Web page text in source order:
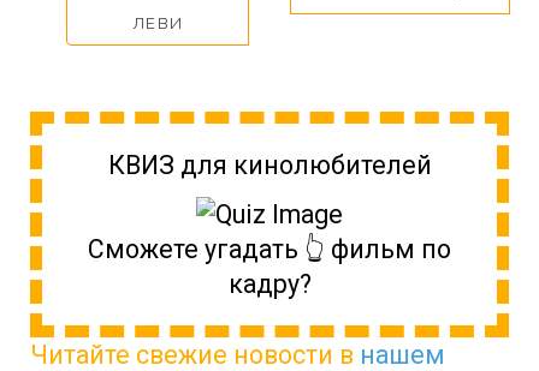
ЛЕВИ
КВИЗ для кинолюбителей
Сможете угадать 👆 фильм по
кадру?
Читайте свежие новости в нашем